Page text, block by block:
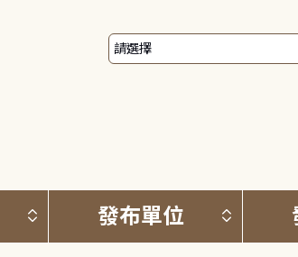
按標題排序 (升降冪)
發布單位 按發布